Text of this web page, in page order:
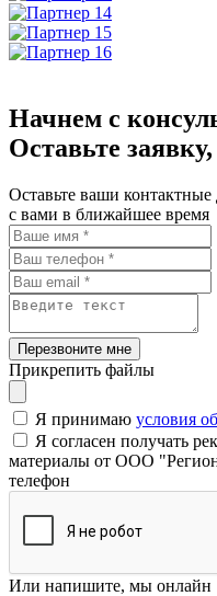
Начнем с
Оставьте
Оставьте ваши
с вами в ближайшее время
Перезвоните мне
Прикрепить файлы
Я принимаю условия
Я согласен получать
материалы от ООО
телефон
Или напишите, мы онлайн